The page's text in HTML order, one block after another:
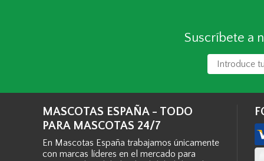
Suscríbete a
MASCOTAS ESPAÑA - TODO
PARA MASCOTAS 24/7
En Mascotas España trabajamos únicamente
con marcas líderes en el mercado para